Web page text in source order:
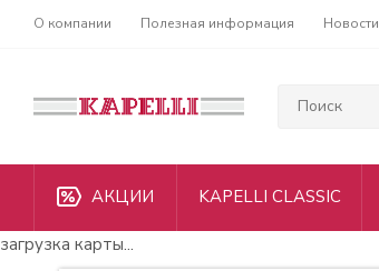
О компании Полезная информация Новости
АКЦИИ KAPELLI CLASSIC
загрузка карты...